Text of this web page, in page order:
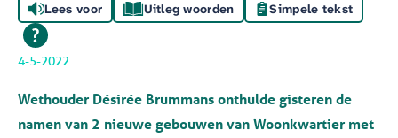
Lees voor Uitleg woorden Simpele tekst
4-5-2022
Wethouder Désirée Brummans onthulde gisteren de
namen van 2 nieuwe gebouwen van Woonkwartier met